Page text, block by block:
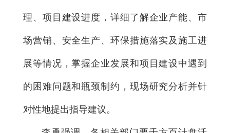
理、项目建设进度，详细了解企业产能、市
场营销、安全生产、环保措施落实及施工进
展等情况，掌握企业发展和项目建设中遇到
的困难问题和瓶颈制约，现场研究分析并针
对性地提出指导建议。